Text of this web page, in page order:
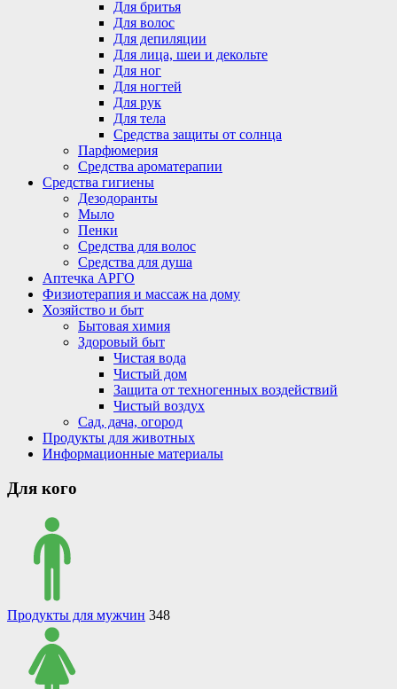
Для бритья
Для волос
Для депиляции
Для лица, шеи и декольте
Для ног
Для ногтей
Для рук
Для тела
Средства защиты от солнца
Парфюмерия
Средства ароматерапии
Средства гигиены
Дезодоранты
Мыло
Пенки
Средства для волос
Средства для душа
Аптечка АРГО
Физиотерапия и массаж на дому
Хозяйство и быт
Бытовая химия
Здоровый быт
Чистая вода
Чистый дом
Защита от техногенных воздействий
Чистый воздух
Сад, дача, огород
Продукты для животных
Информационные материалы
Для кого
Продукты для мужчин 348